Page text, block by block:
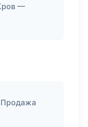
—
Продажа